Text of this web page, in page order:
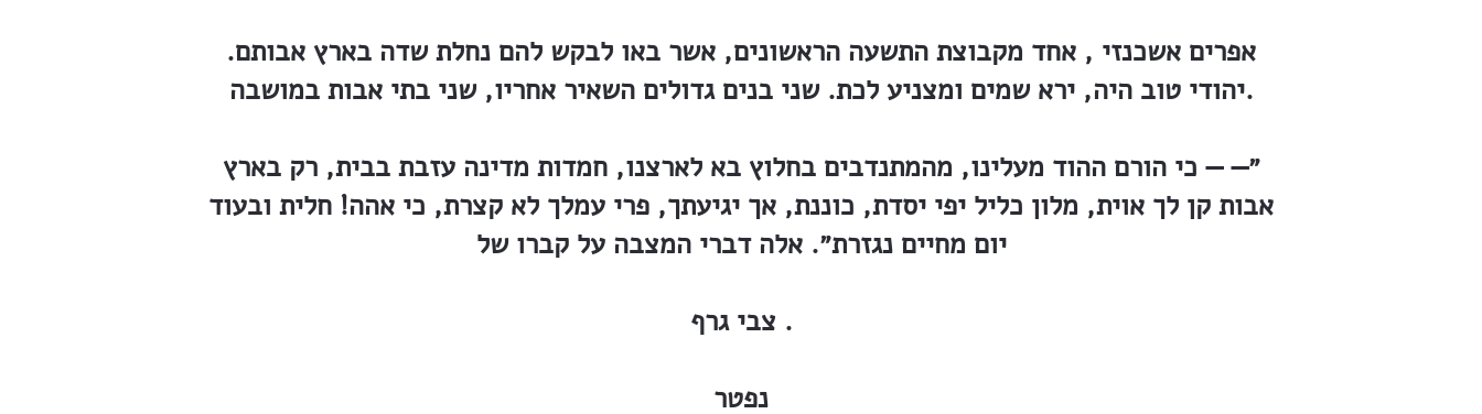
אפרים אשכנזי , אחד מקבוצת התשעה הראשונים, אשר באו לבקש להם נחלת שדה בארץ אבותם.
יהודי טוב היה, ירא שמים ומצניע לכת. שני בנים גדולים השאיר אחריו, שני בתי אבות במושבה.
״— — כי הורם ההוד מעלינו, מהמתנדבים בחלוץ בא לארצנו, חמדות מדינה עזבת בבית, רק בארץ
אבות קן לך אוית, מלון כליל יפי יסדת, כוננת, אך יגיעתך, פרי עמלך לא קצרת, כי אהה! חלית ובעוד
יום מחיים נגזרת״. אלה דברי המצבה על קברו של
צבי גרף .
נפטר